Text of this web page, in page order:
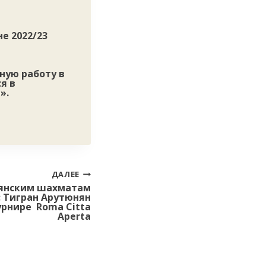
2022/23
работу в
в
ДАЛЕЕ
шахматам
Тигран Арутюнян
Roma Citta
Aperta